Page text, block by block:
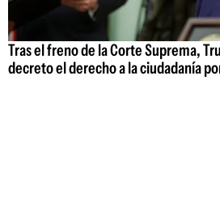
Tras el freno de la Corte Suprema,
decreto el derecho a la ciudadanía